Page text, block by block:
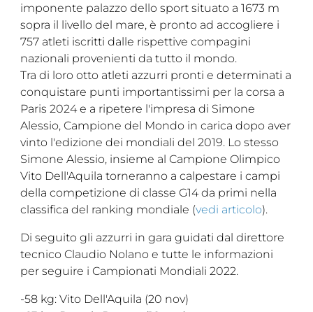
Videogallery
Cookie policy
Cerca
Feed
Dove siamo
Federazione Trasparente
Fita HUB
imponente palazzo dello sport situato a 1673 m
sopra il livello del mare, è pronto ad accogliere i
757 atleti iscritti dalle rispettive compagini
nazionali provenienti da tutto il mondo.
Tra di loro otto atleti azzurri pronti e determinati a
conquistare punti importantissimi per la corsa a
Paris 2024 e a ripetere l'impresa di Simone
Alessio, Campione del Mondo in carica dopo aver
vinto l'edizione dei mondiali del 2019. Lo stesso
Simone Alessio, insieme al Campione Olimpico
Vito Dell'Aquila torneranno a calpestare i campi
della competizione di classe G14 da primi nella
classifica del ranking mondiale (vedi articolo).
Di seguito gli azzurri in gara guidati dal direttore
tecnico Claudio Nolano e tutte le informazioni
per seguire i Campionati Mondiali 2022.
-58 kg: Vito Dell'Aquila (20 nov)